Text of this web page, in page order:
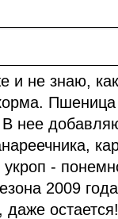
и не знаю,
Пшеница
нее
укроп -
2009
даже